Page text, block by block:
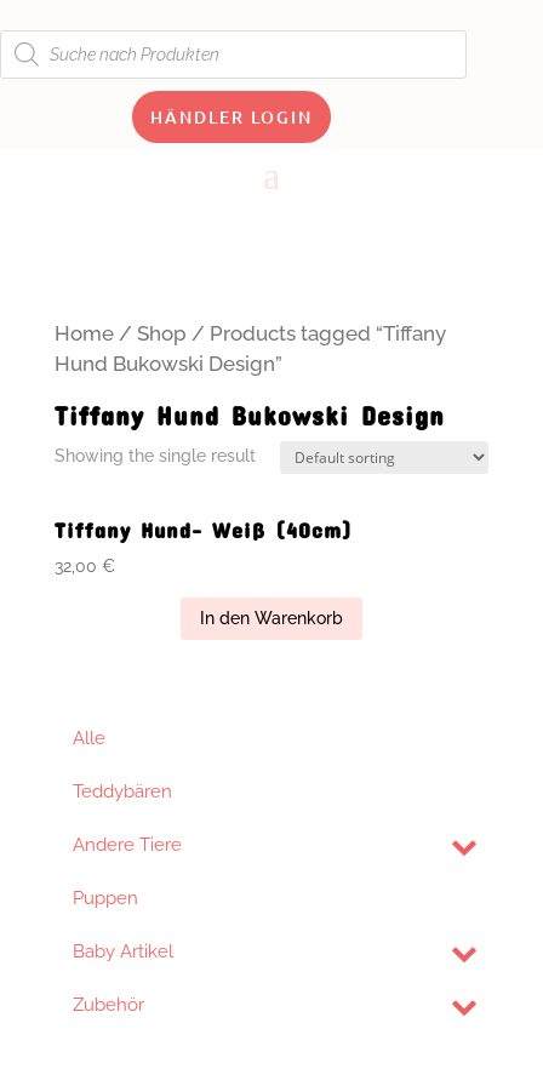
Products
search
HÄNDLER LOGIN
Home/ Shop / Products tagged “Tiffany
Hund Bukowski Design”
Tiffany Hund Bukowski Design
Showing the single result
Tiffany Hund- Weiß (40cm)
32,00 €
In den Warenkorb
Alle
Teddybären
Andere Tiere
Puppen
Baby Artikel
Zubehör